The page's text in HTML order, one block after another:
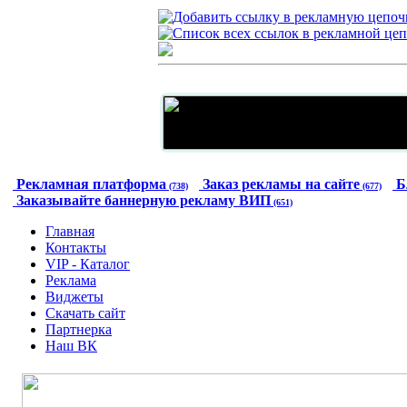
Рекламная платформа (738) Заказ рекламы на сайте (677)
Заказывайте баннерную рекламу ВИП (651)
Главная
Контакты
VIP - Каталог
Реклама
Виджеты
Скачать сайт
Партнерка
Наш ВК